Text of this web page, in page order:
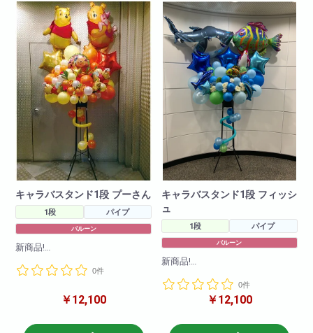
れがないように仕入れはしてお
りますので、当日お急ぎの場合
でも一度お問い合わせ下さいま
せ!)
りますので、当日お急ぎの場合
でも一度お問い合わせ下さいま
せ!)
キャラバスタンド1段 プーさん
1段 パイプ
バルーン
新商品!
段!様々なキャラクターバルーン
せて頂きます!
ただければそのように作成させ
0件
￥12,100
キャラバスタンド1段 フィッシ
ュ
1段 パイプ
バルーン
新商品!
段!様々なキャラクターバルーン
を使ってかわいらしくお作りさ
キャラクターや色目をお伝えい
0件
￥12,100